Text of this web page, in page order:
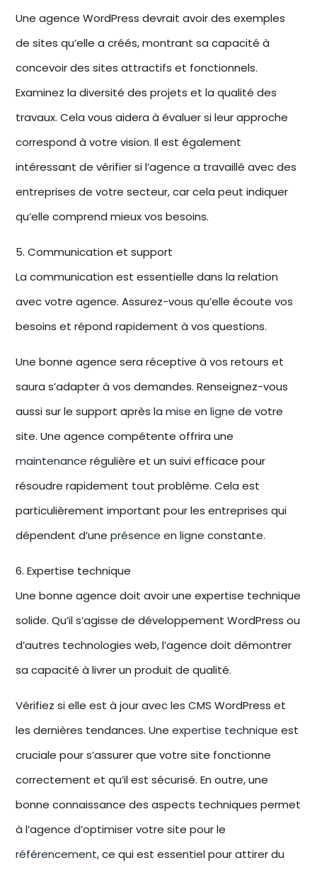
Uneagence WordPress devrait avoir des exemples
de sites qu’elle a créés, montrant sa capacité à
concevoir des sites attractifs et fonctionnels.
Examinez la diversité des projets et la qualité des
travaux. Cela vous aidera à évaluer si leur approche
correspond à votre vision. Il est également
intéressant de vérifier si l’agence a travaillé avec des
entreprises de votre secteur, car cela peut indiquer
qu’elle comprend mieux vos besoins.
5. Communication et support
La communication est essentielle dans la relation
avec votre agence. Assurez-vous qu’elle écoute vos
besoins et répond rapidement à vos questions.
Une bonne agence sera réceptive à vos retours et
saura s’adapter à vos demandes. Renseignez-vous
aussi sur le support après lamise en ligne de votre
site. Une agence compétente offrira une
maintenance régulière et un suivi efficace pour
résoudre rapidement tout problème. Cela est
particulièrement important pour lesentreprises qui
dépendent d’uneprésence en ligne constante.
6. Expertise technique
Une bonne agence doit avoir une expertise technique
solide. Qu’il s’agisse dedéveloppement WordPress ou
d’autres technologies web, l’agence doit démontrer
sa capacité à livrer un produit de qualité.
Vérifiez si elle est à jour avec lesCMS WordPress et
les dernières tendances. Uneexpertise technique est
cruciale pour s’assurer que votre site fonctionne
correctement et qu’il est sécurisé. En outre, une
bonne connaissance des aspects techniques permet
à l’agence d’optimiser votre site pour le
référencement, ce qui est essentiel pour attirer du